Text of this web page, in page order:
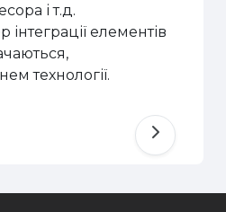
і т.д.
інтеграції елементів
технології.